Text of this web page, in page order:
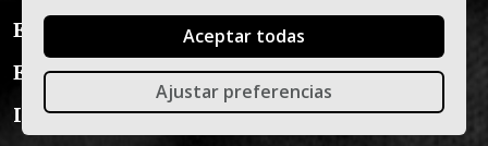
Espectáculos en Madrid
Escuelas de flamenco
Instrumentos para el Flamenco
Aceptar todas
Ajustar preferencias